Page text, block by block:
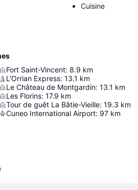
Cuisine
Fort Saint-Vincent: 8.9 km
L'Orrian Express: 13.1 km
Le Château de Montgardin: 13.1 km
Les Florins: 17.9 km
Tour de guêt La Bâtie-Vieille: 19.3 km
Cuneo International Airport: 97 km